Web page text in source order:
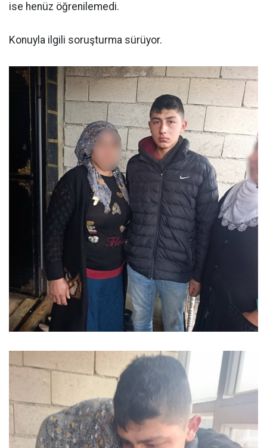
ise henüz öğrenilemedi.
Konuyla ilgili soruşturma sürüyor.